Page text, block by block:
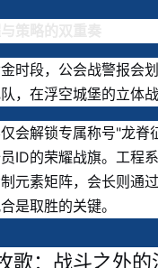
时段，公会战警报会
，在浮空城堡的立体
会解锁专属称号"龙脊
ID的荣耀战旗。工程
元素矩阵，会长则通
是取胜的关键。
歌：战斗之外的